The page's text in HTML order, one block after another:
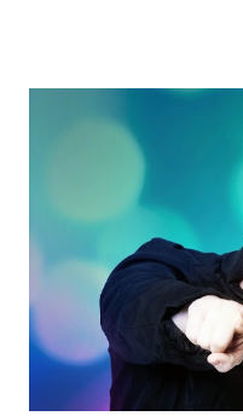
mbora não seja
quando a pessoa não
que deve fazer para sair
levada. Muitas vezes ela
caminhando para o
inevitável. E, passiva,
Difícil dizer o que fazer,
As soluções comuns,